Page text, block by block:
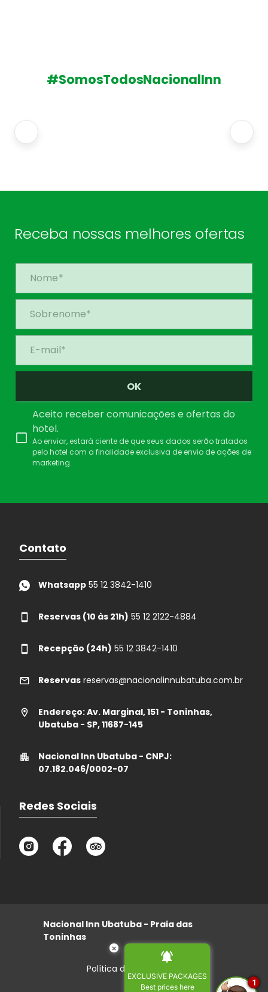
#SomosTodosNacionalInn
Receba nossas melhores ofertas
OK
Aceito receber comunicações e ofertas do
hotel.
Ao enviar, estará ciente de que seus dados serão tratados
pelo hotel com a finalidade exclusiva de envio de ações de
marketing.
Contato
Whatsapp 55 12 3842-1410
Reservas (10 às 21h) 55 12 2122-4884
Recepção (24h) 55 12 3842-1410
Reservas reservas@nacionalinnubatuba.com.br
Endereço: Av. Marginal, 151 - Toninhas,
Ubatuba - SP, 11687-145
Nacional Inn Ubatuba - CNPJ:
07.182.046/0002-07
Redes Sociais
Nacional Inn Ubatuba - Praia das
Toninhas
Política de privacidade
×
EXCLUSIVE PACKAGES
Best prices here
1